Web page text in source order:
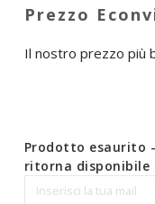
Il nostro prezzo più
Prodotto esaurito
ritorna disponibile